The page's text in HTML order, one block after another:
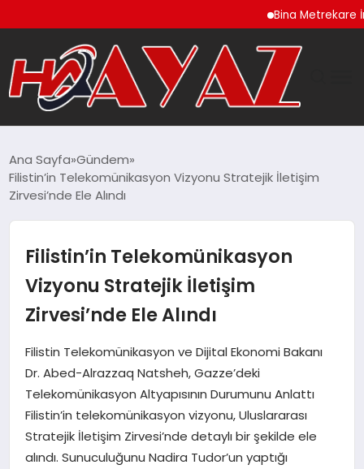
Bina Metrekare
DÜNYA
MAGAZIN
SAĞLIK
SIYASET
SPOR
Ana Sayfa Gündem
Filistin’in Telekomünikasyon Vizyonu Stratejik İletişim
Zirvesi’nde Ele Alındı
Filistin’in Telekomünikasyon
Vizyonu Stratejik İletişim
Zirvesi’nde Ele Alındı
Filistin Telekomünikasyon ve Dijital Ekonomi Bakanı
Dr. Abed-Alrazzaq Natsheh, Gazze’deki
Telekomünikasyon Altyapısının Durumunu Anlattı
Filistin’in telekomünikasyon vizyonu, Uluslararası
Stratejik İletişim Zirvesi’nde detaylı bir şekilde ele
alındı. Sunuculuğunu Nadira Tudor’un yaptığı